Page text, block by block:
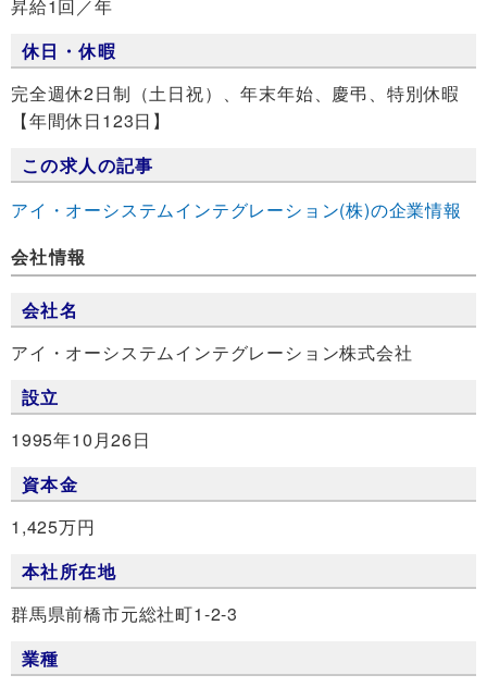
昇給1回／年
休日・休暇
完全週休2日制（土日祝）、年末年始、慶弔、特別休暇
【年間休日123日】
この求人の記事
アイ・オーシステムインテグレーション(株)の企業情報
会社情報
会社名
アイ・オーシステムインテグレーション株式会社
設立
1995年10月26日
資本金
1,425万円
本社所在地
群馬県前橋市元総社町1-2-3
業種